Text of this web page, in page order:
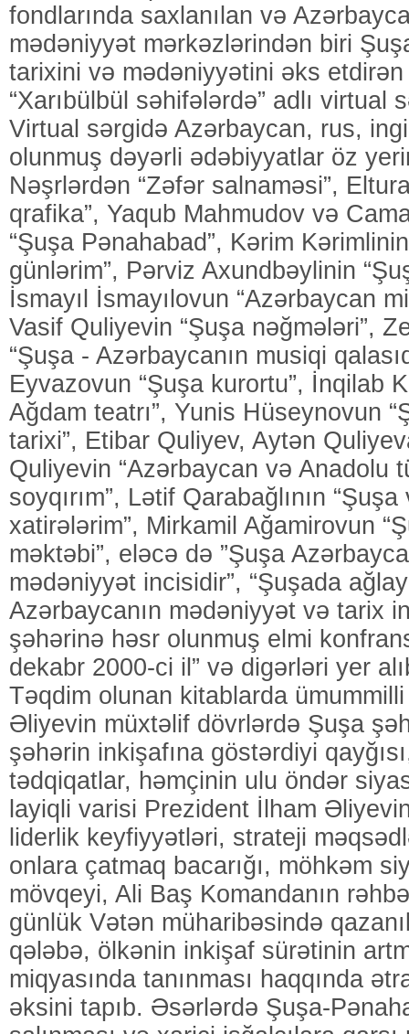
fondlarında saxlanılan və
mədəniyyət mərkəzlərindən biri
tarixini və mədəniyyətini əks
“Xarıbülbül səhifələrdə” adlı virtual
Virtual sərgidə Azərbaycan, rus,
olunmuş dəyərli ədəbiyyatlar öz
Nəşrlərdən “Zəfər salnaməsi”,
qrafika”, Yaqub Mahmudov və
“Şuşa Pənahabad”, Kərim
günlərim”, Pərviz Axundbəylinin
İsmayıl İsmayılovun “Azərbaycan
Vasif Quliyevin “Şuşa nəğmələri”,
“Şuşa - Azərbaycanın musiqi
Eyvazovun “Şuşa kurortu”, İnqilab
Ağdam teatrı”, Yunis Hüseynovun
tarixi”, Etibar Quliyev, Aytən
Quliyevin “Azərbaycan və Anadolu
soyqırım”, Lətif Qarabağlının
xatirələrim”, Mirkamil Ağamirovun
məktəbi”, eləcə də ”Şuşa
mədəniyyət incisidir”, “Şuşada
Azərbaycanın mədəniyyət və tarix
şəhərinə həsr olunmuş elmi
dekabr 2000-ci il” və digərləri yer
Təqdim olunan kitablarda
Əliyevin müxtəlif dövrlərdə Şuşa
şəhərin inkişafına göstərdiyi
tədqiqatlar, həmçinin ulu öndər
layiqli varisi Prezident İlham
liderlik keyfiyyətləri, strateji
onlara çatmaq bacarığı, möhkəm
mövqeyi, Ali Baş Komandanın
günlük Vətən müharibəsində
qələbə, ölkənin inkişaf sürətinin
miqyasında tanınması haqqında
əksini tapıb. Əsərlərdə Şuşa-